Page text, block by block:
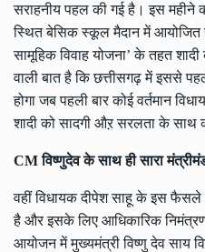
सराहनीय पहल की गई है। इस महीने
स्थित बेसिक स्कूल मैदान में आयोजित
सामूहिक विवाह योजना’ के तहत
वाली बात है कि छत्तीसगढ़ में इससे
होगा जब पहली बार कोई वर्तमान
शादी को सादगी औऱ सरलता के साथ
CM विष्णुदेव के साथ ही सारा
वहीं विधायक दीपेश साहू के इस फैसले
है और इसके लिए आधिकारिक
आयोजन में मुख्यमंत्री विष्णु देव साय